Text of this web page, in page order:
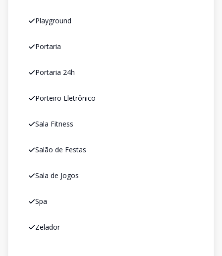
Playground
Portaria
Portaria 24h
Porteiro Eletrônico
Sala Fitness
Salão de Festas
Sala de Jogos
Spa
Zelador